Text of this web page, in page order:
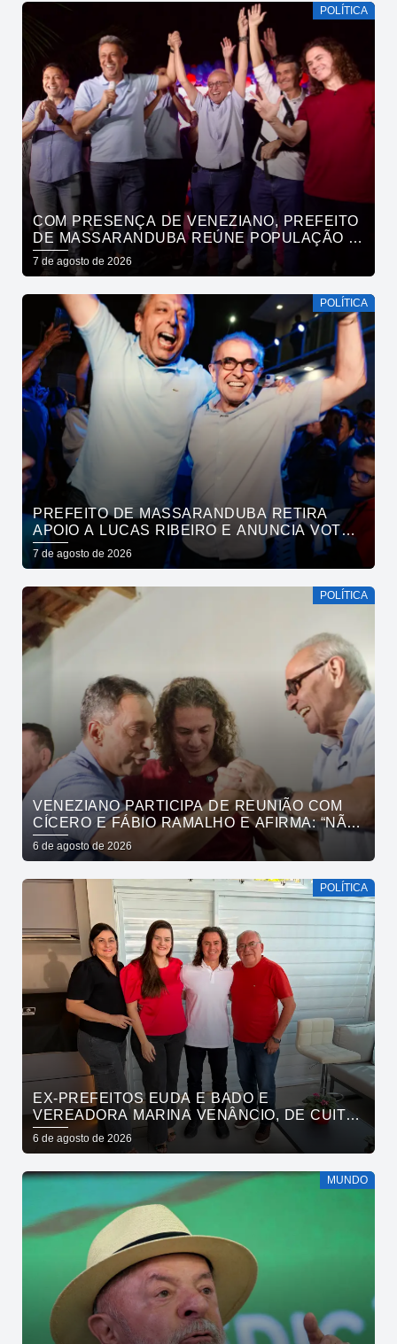
POLÍTICA
COM PRESENÇA DE VENEZIANO, PREFEITO
DE MASSARANDUBA REÚNE POPULAÇÃO E
ANUNCIA APOIO A CÍCERO LUCENA
7 de agosto de 2026
POLÍTICA
PREFEITO DE MASSARANDUBA RETIRA
APOIO A LUCAS RIBEIRO E ANUNCIA VOTO
EM CÍCERO PARA O GOVERNO
7 de agosto de 2026
POLÍTICA
VENEZIANO PARTICIPA DE REUNIÃO COM
CÍCERO E FÁBIO RAMALHO E AFIRMA: “NÃO
ESTAMOS COMPRANDO CONSCIÊNCIAS,
MAS MOSTRANDO TRABALHO
6 de agosto de 2026
POLÍTICA
EX-PREFEITOS EUDA E BADO E
VEREADORA MARINA VENÂNCIO, DE CUITÉ,
REAFIRMAM APOIO A CÍCERO, VENEZIANO E
ANDRÉ GADELHA
6 de agosto de 2026
MUNDO